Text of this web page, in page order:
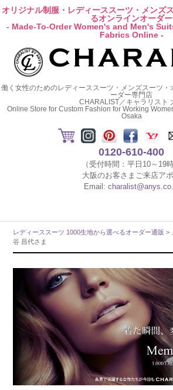
オリジナル制服・レディーススーツ・メンズ
るオンラインオーダー
- Made-To-Order Women's and Men's
Fabrics Online -
働く女性のためのレディーススーツ・メンズスーツ
ーダー専門店
CHARALIST／キャラリスト
Online Store for Custom Fashion for Working
Osaka
0120-610-400
（受付時間：平日10～19時
大阪のお客さまご来店ア
Email:
レディーススーツ 1000生地から選べるオーダー通販 >
谷 昌代さま